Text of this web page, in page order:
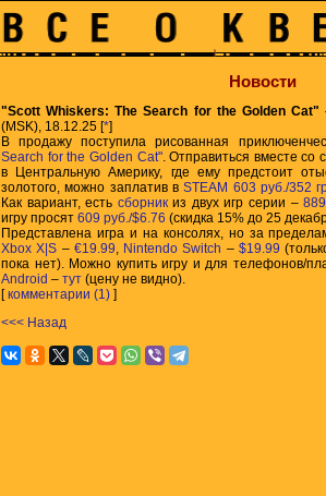
Новости
"Scott Whiskers: The Search for the Golden Cat"
(MSK), 18.12.25 [*]
В продажу поступила рисованная
Search for the Golden Cat". Отправиться вместе со
в Центральную Америку, где ему предстоит
золотого, можно заплатив вSTEAM 603 руб./352
Как вариант, есть сборникиз двух игр серии –
игру просят 609 руб./$6.76 (скидка 15% до 25
Представлена игра и на консолях, но за
Xbox X|S – €19.99, Nintendo Switch – $19.99
пока нет). Можно купить игру и для телефонов/
Android – тут (цену не видно).
[комментарии (1) ]
<<< Назад